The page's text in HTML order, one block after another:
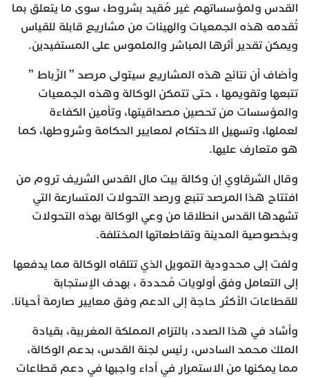
القدس ولمؤسساتهم غير مُقيد بشروط، سوى ما يتعلق بما
تُقدمه هذه الجمعيات والهيئات من مشاريع قابلة للقياس
ويمكن تقدير أثرها المباشر والملموس على المستفيدين.
وأضاف أن نتائج هذه المشاريع سيتولى مرصد ” الرِّباط ”
تتبعها وتقويمها ، حتى تتمكن الوكالة وهذه الجمعيات
والمؤسسات من تحصين مصداقيتها، وتأمين الكفاءة
لعملها، وتسهيل الاحتكام لمعايير الحكامة وشروطها، كما
هو متعارف عليها.
وقال الشرقاوي إن وكالة بيت مال القدس الشريف تروم من
افتتاح هذا المرصد تتبع ورصد التحولات المتسارعة التي
تشهدها القدس انطلاقا من وعي الوكالة بهذه التحولات
وبخصوصية المدينة وتقاطعاتها المختلفة.
ولفت إلى محدودية التمويل الذي تتلقاه الوكالة مما يدفعها
إلى التعامل وفق أولويات مُحددة ، بهدف الإستجابة
للقطاعات الأكثر حاجة إلى الدعم وفق معايير صارمة أحيانا.
وأشاد في هذا الصدد، بالتزام المملكة المغربية، بقيادة
الملك محمد السادس، رئيس لجنة القدس، بدعم الوكالة،
مما يمكنها من الاستمرار في أداء واجبها في دعم قطاعات